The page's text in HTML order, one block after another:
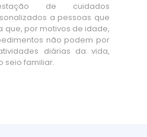
de cuidados
a pessoas que
que, por motivos de idade,
não podem por
diárias da vida,
seio familiar.